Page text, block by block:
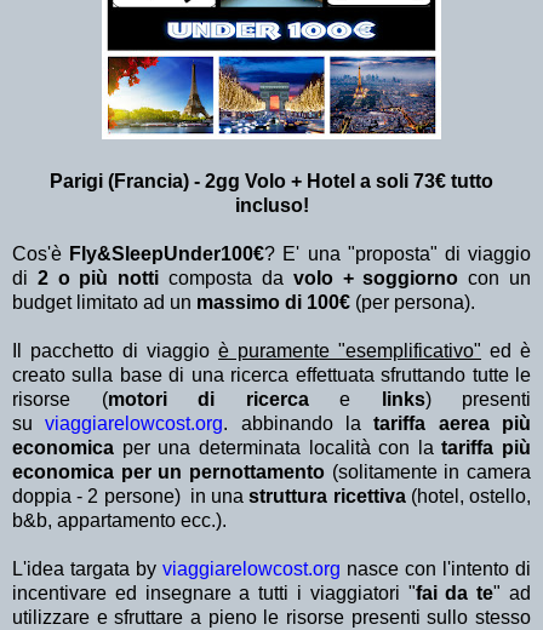
Parigi (Francia) - 2gg Volo + Hotel a soli 73€ tutto
incluso!
Cos'è Fly&SleepUnder100€? E' una "proposta" di viaggio
di 2 o più notticomposta da volo + soggiorno con un
budget limitato ad un massimo di 100€ (per persona).
Il pacchetto di viaggio è puramente "esemplificativo" ed è
creato sulla base di una ricerca effettuata sfruttando tutte le
risorse (motori di ricerca e links) presenti
suviaggiarelowcost.org. abbinando la tariffa aerea più
economica per una determinata località con latariffa più
economica per un pernottamento (solitamente in camera
doppia - 2 persone) in unastruttura ricettiva(hotel, ostello,
b&b, appartamento ecc.).
L'idea targata by viaggiarelowcost.org nasce con l'intento di
incentivare ed insegnare a tutti i viaggiatori "fai da te" ad
utilizzare e sfruttare a pieno le risorse presenti sullo stesso